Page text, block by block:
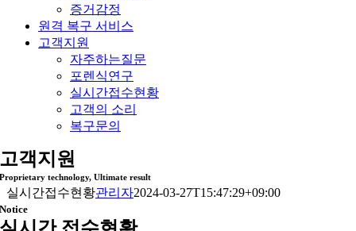
증거감정
원격 복구 서비스
고객지원
자주하는질문
포렌식연구
실시간접수현황
고객의 소리
복구문의
고객지원
Proprietary technology, Ultimate result
실시간접수현황관리자2024-03-27T15:47:29+09:00
Notice